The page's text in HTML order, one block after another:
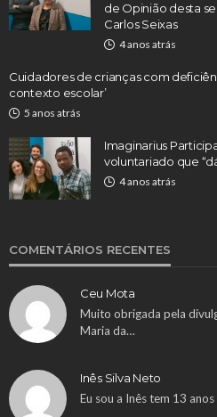
de Opinião desta
Carlos Seixas
4 anos atrás
Cuidadores de crianças com
contexto escolar’
5 anos atrás
Imaginarius
voluntariado que
4 anos atrás
COMENTÁRIOS RECENTES
Ceu Mota
Muito obrigada pela
Maria da…
Inês Silva Neto
Eu sou a Inês tem 13